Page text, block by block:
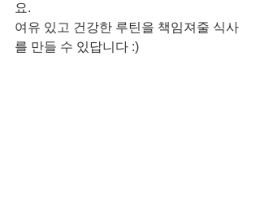
요.
여유 있고 건강한 루틴을 책임져줄 식사
를 만들 수 있답니다 :)